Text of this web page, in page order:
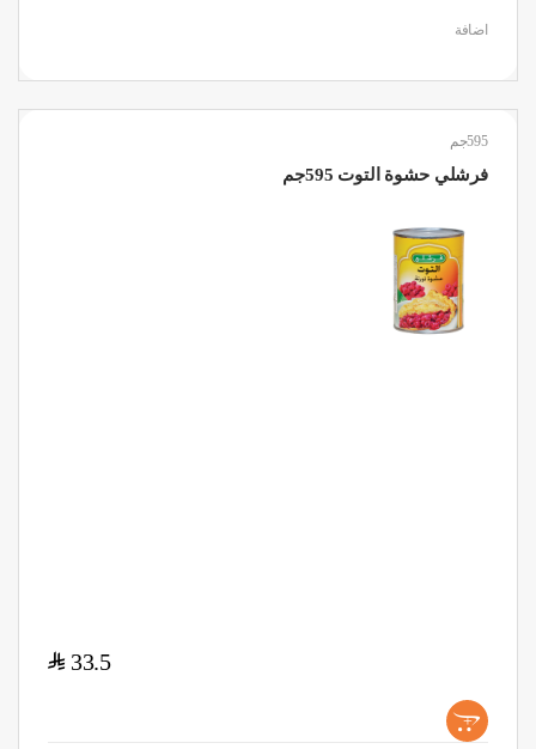
اضافة
595جم
فرشلي حشوة التوت 595جم
33.5
$
+